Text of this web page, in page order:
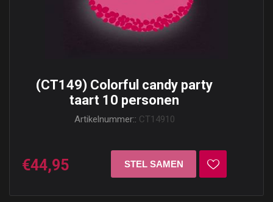
(CT149) Colorful candy party
taart 10 personen
Artikelnummer:: CT14910
€44,95